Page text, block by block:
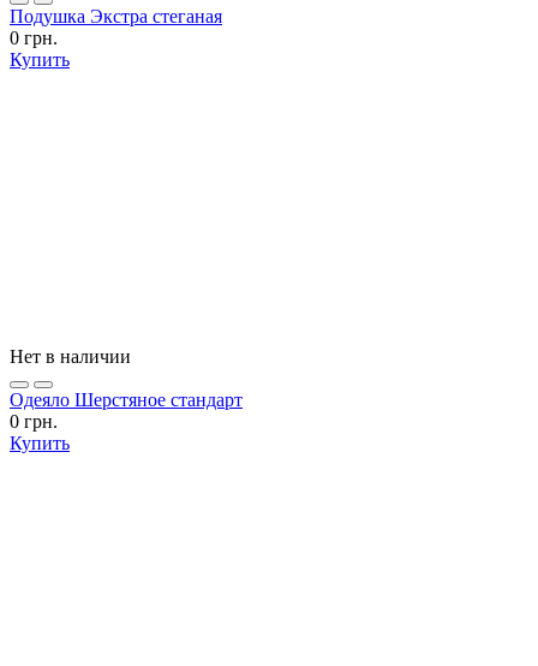
Подушка Экстра стеганая
0 грн.
Купить
Нет в наличии
Одеяло Шерстяное стандарт
0 грн.
Купить